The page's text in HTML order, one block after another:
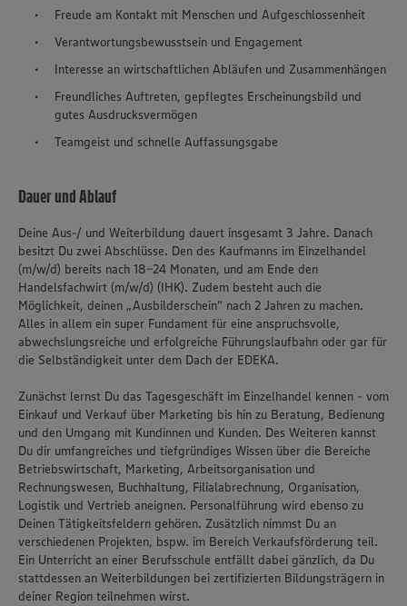
Freude am Kontakt mit Menschen und Aufgeschlossenheit
Verantwortungsbewusstsein und Engagement
Interesse an wirtschaftlichen Abläufen und Zusammenhängen
Freundliches Auftreten, gepflegtes Erscheinungsbild und
gutes Ausdrucksvermögen
Teamgeist und schnelle Auffassungsgabe
Dauer und Ablauf
Deine Aus-/ und Weiterbildung dauert insgesamt 3 Jahre. Danach
besitzt Du zwei Abschlüsse. Den des Kaufmanns im Einzelhandel
(m/w/d) bereits nach 18-24 Monaten, und am Ende den
Handelsfachwirt (m/w/d) (IHK). Zudem besteht auch die
Möglichkeit, deinen „Ausbilderschein“ nach 2 Jahren zu machen.
Alles in allem ein super Fundament für eine anspruchsvolle,
abwechslungsreiche und erfolgreiche Führungslaufbahn oder gar für
die Selbständigkeit unter dem Dach der EDEKA.
Zunächst lernst Du das Tagesgeschäft im Einzelhandel kennen - vom
Einkauf und Verkauf über Marketing bis hin zu Beratung, Bedienung
und den Umgang mit Kundinnen und Kunden. Des Weiteren kannst
Du dir umfangreiches und tiefgründiges Wissen über die Bereiche
Betriebswirtschaft, Marketing, Arbeitsorganisation und
Rechnungswesen, Buchhaltung, Filialabrechnung, Organisation,
Logistik und Vertrieb aneignen. Personalführung wird ebenso zu
Deinen Tätigkeitsfeldern gehören. Zusätzlich nimmst Du an
verschiedenen Projekten, bspw. im Bereich Verkaufsförderung teil.
Ein Unterricht an einer Berufsschule entfällt dabei gänzlich, da Du
stattdessen an Weiterbildungen bei zertifizierten Bildungsträgern in
deiner Region teilnehmen wirst.